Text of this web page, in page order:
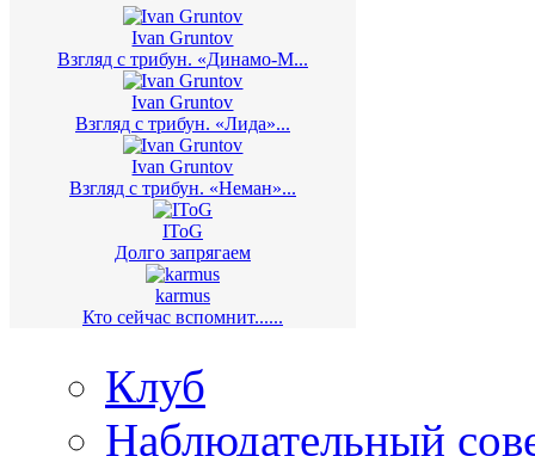
Ivan Gruntov
Взгляд с трибун. «Динамо-М...
Ivan Gruntov
Взгляд с трибун. «Лида»...
Ivan Gruntov
Взгляд с трибун. «Неман»...
IToG
Долго запрягаем
karmus
Кто сейчас вспомнит......
Клуб
Наблюдательный